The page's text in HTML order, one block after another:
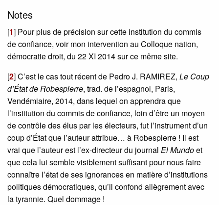
Notes
[1] Pour plus de précision sur cette institution du commis
de confiance, voir mon intervention au Colloque nation,
démocratie droit, du 22 XI 2014 sur ce même site.
[2]C’est le cas tout récent de Pedro J. RAMIREZ, Le Coup
d’État de Robespierre, trad. de l’espagnol, Paris,
Vendémiaire, 2014, dans lequel on apprendra que
l’institution du commis de confiance, loin d’être un moyen
de contrôle des élus par les électeurs, fut l’instrument d’un
coup d’État que l’auteur attribue… à Robespierre ! Il est
vrai que l’auteur est l’ex-directeur du journal El Mundoet
que cela lui semble visiblement suffisant pour nous faire
connaître l’état de ses ignorances en matière d’institutions
politiques démocratiques, qu’il confond allègrement avec
la tyrannie. Quel dommage !